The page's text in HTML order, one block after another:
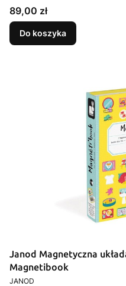
Cena
89,00 zł
Do koszyka
Janod Magnetyczna
Magnetibook
PRODUCENT
JANOD